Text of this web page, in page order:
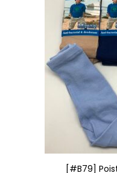
[#B79]